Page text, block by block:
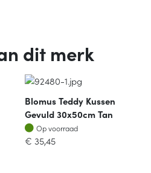
dit merk
Blomus Teddy Kussen
Gevuld 30x50cm Tan
Op voorraad
Op voorraad
€ 35,45